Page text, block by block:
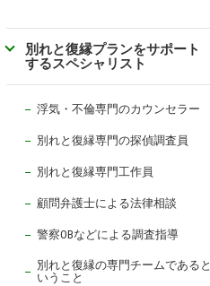
別れと復縁プランをサポート
するスペシャリスト
浮気・不倫専門のカウンセラー
別れと復縁専門の探偵調査員
別れと復縁専門工作員
顧問弁護士による法律相談
警察OBなどによる調査指導
別れと復縁の専門チームであると
いうこと